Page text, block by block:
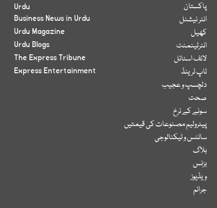
پاکستان
انٹر نیشنل
کھیل
انٹرٹینمنٹ
لائف اسٹائل
ٹاپ ٹرینڈ
دلچسپ و عجیب
صحت
سونے کے نرخ
پیٹرولیم مصنوعات کی قیمتیں
سائنس و ٹیکنالوجی
بلاگ
بزنس
ویڈیوز
جرائم
Urdu
Business News in Urdu
Urdu Magazine
Urdu Blogs
The Express Tribune
Express Entertainment